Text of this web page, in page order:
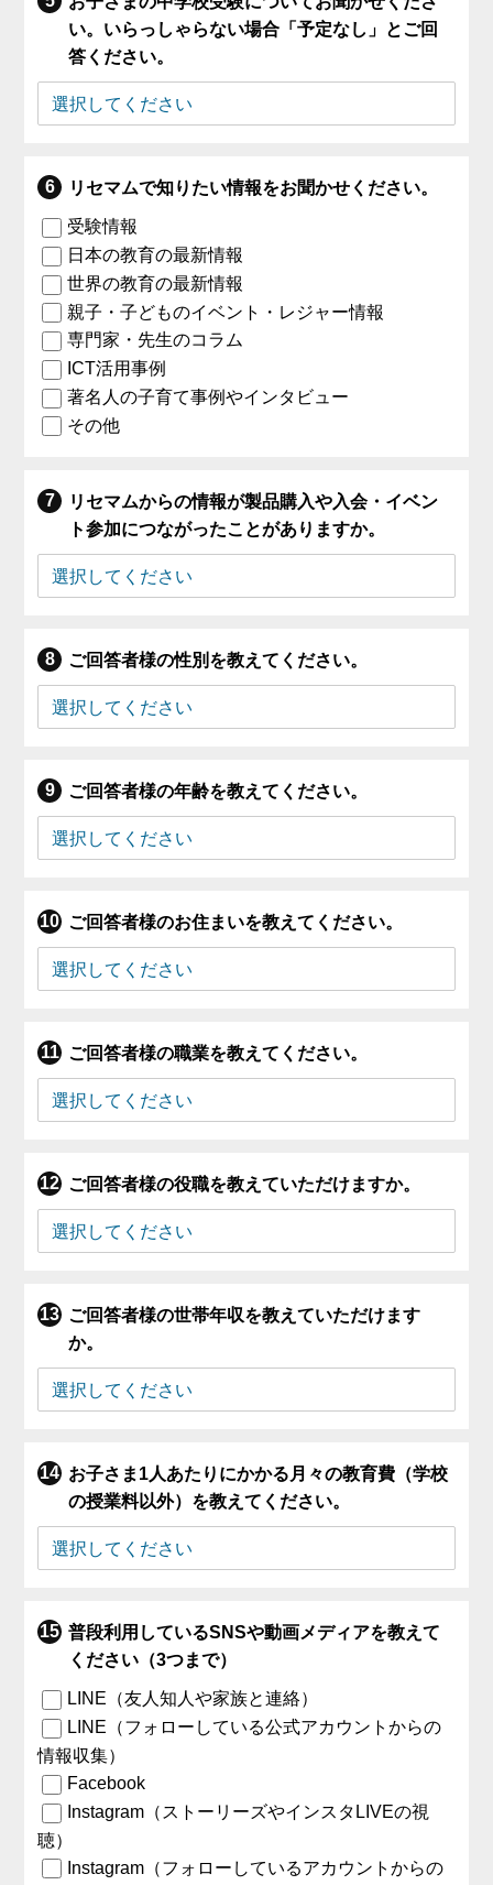
い。いらっしゃらない場合「予定なし」とご回
答ください。
リセマムで知りたい情報をお聞かせください。
受験情報
日本の教育の最新情報
世界の教育の最新情報
親子・子どものイベント・レジャー情報
専門家・先生のコラム
ICT活用事例
著名人の子育て事例やインタビュー
その他
リセマムからの情報が製品購入や入会・イベン
ト参加につながったことがありますか。
ご回答者様の性別を教えてください。
ご回答者様の年齢を教えてください。
ご回答者様のお住まいを教えてください。
ご回答者様の職業を教えてください。
ご回答者様の役職を教えていただけますか。
ご回答者様の世帯年収を教えていただけます
か。
お子さま1人あたりにかかる月々の教育費（学校
の授業料以外）を教えてください。
普段利用しているSNSや動画メディアを教えて
ください（3つまで）
LINE（友人知人や家族と連絡）
LINE（フォローしている公式アカウントからの
情報収集）
Facebook
Instagram（ストーリーズやインスタLIVEの視
聴）
Instagram（フォローしているアカウントからの